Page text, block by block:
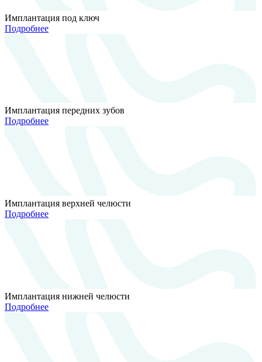
Имплантация под ключ
Подробнее
Имплантация передних зубов
Подробнее
Имплантация верхней челюсти
Подробнее
Имплантация нижней челюсти
Подробнее